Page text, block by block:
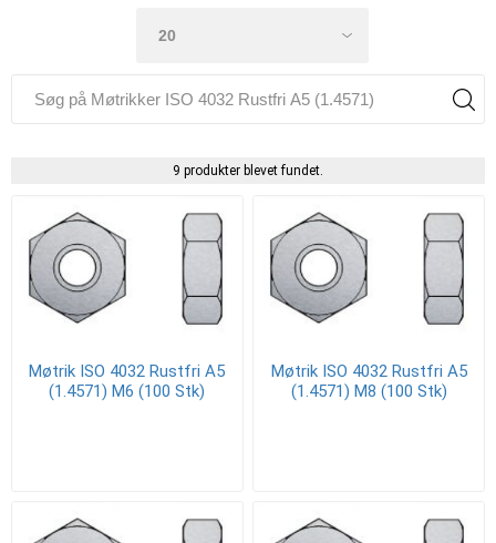
9 produkter blevet fundet.
Møtrik ISO 4032 Rustfri A5
(1.4571) M6 (100 Stk)
Møtrik ISO 4032 Rustfri A5
(1.4571) M8 (100 Stk)